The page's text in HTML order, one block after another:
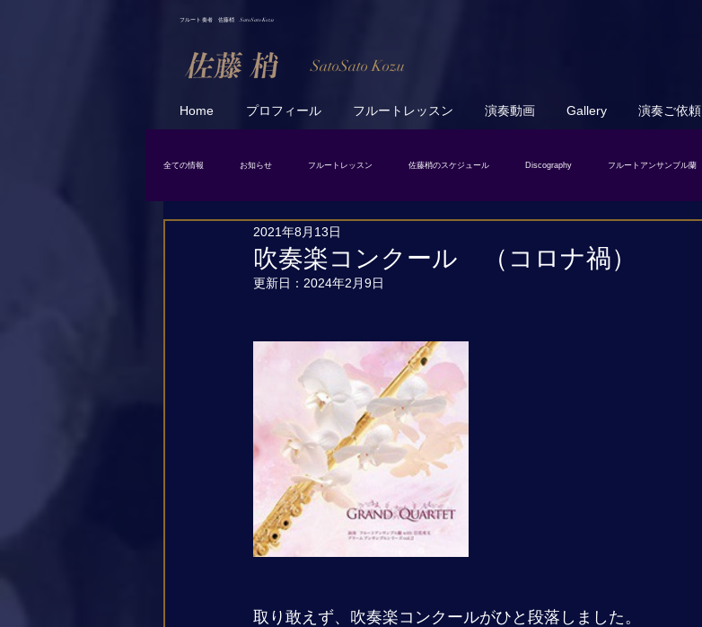
フルート 奏者 佐藤梢 SatoSato Kozu
SatoSato Kozu
Home プロフィール フルートレッスン 演奏動画 Gallery 演奏ご依頼
全ての情報 お知らせ フルートレッスン 佐藤梢のスケジュール Discography フルートアンサンブル蘭
スケジュール
吹奏楽コンクール （コロナ禍）
2021年8月13日
更新日： 2024年2月9日
取り敢えず、吹奏楽コンクールがひと段落しました。